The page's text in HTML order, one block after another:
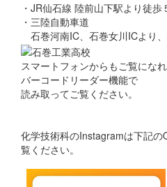
・JR仙石線 陸前山下駅より徒歩
・三陸自動車道
石巻河南IC、石巻女川ICより
スマートフォンからもご覧になれ
バーコードリーダー機能で
読み取ってご覧ください。
化学技術科のInstagramは下記
覧ください。